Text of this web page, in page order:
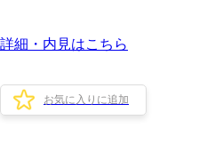
詳細・内見はこちら
お気に入りに追加